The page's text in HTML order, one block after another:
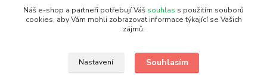
info@unezbednychklubicek.cz
Náš e-shop a partneři potřebují Váš souhlas s použitím souborů
cookies, aby Vám mohli zobrazovat informace týkající se Vašich
zájmů.
Nastavení Souhlasím